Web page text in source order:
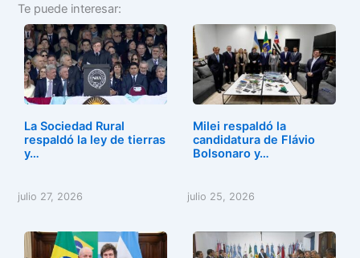
c
e
b
o
o
k
st
o
d
o
n
ai
l
m
p
ar
tir
Te puede interesar:
La Sociedad Rural
respaldó la ley de tierras
y…
julio 27, 2026
Milei respaldó la
candidatura de Flávio
Bolsonaro y…
julio 25, 2026